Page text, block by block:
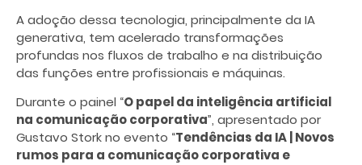
A adoção dessa tecnologia, principalmente da IA
generativa, tem acelerado transformações
profundas nos fluxos de trabalho e na distribuição
das funções entre profissionais e máquinas.
Durante o painel “O papel da inteligência artificial
na comunicação corporativa”, apresentado por
Gustavo Stork no evento “Tendências da IA | Novos
rumos para a comunicação corporativa e